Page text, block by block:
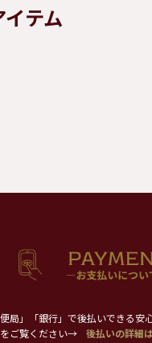
テム
局」「銀行」で後払いできる安
ご覧ください→
後払いの詳細